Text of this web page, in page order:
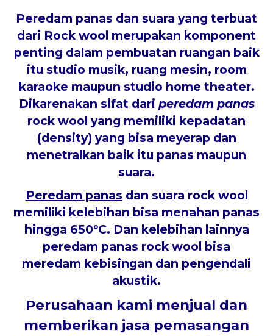
Peredam panas dan suara yang terbuat
dari Rock wool merupakan komponent
penting dalam pembuatan ruangan baik
itu studio musik, ruang mesin, room
karaoke maupun studio home theater.
Dikarenakan sifat dari peredam panas
rock wool yang memiliki kepadatan
(density) yang bisa meyerap dan
menetralkan baik itu panas maupun
suara.
Peredam panas dan suara rock wool
memiliki kelebihan bisa menahan panas
hingga 650°C. Dan kelebihan lainnya
peredam panas rock wool bisa
meredam kebisingan dan pengendali
akustik.
Perusahaan kami menjual dan
memberikan jasa pemasangan